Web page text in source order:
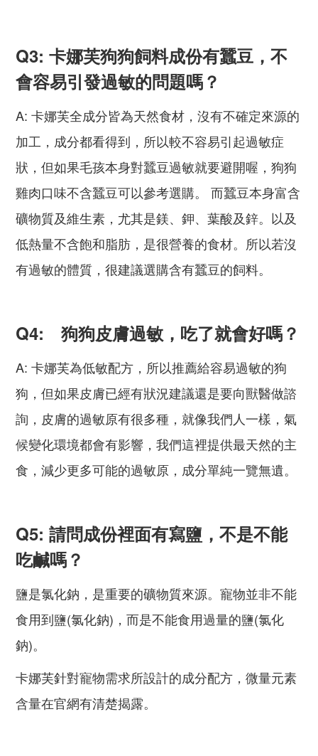
Q3: 卡娜芙狗狗飼料成份有蠶豆，不
會容易引發過敏的問題嗎？
A: 卡娜芙全成分皆為天然食材，沒有不確定來源的
加工，成分都看得到，所以較不容易引起過敏症
狀，但如果毛孩本身對蠶豆過敏就要避開喔，狗狗
雞肉口味不含蠶豆可以參考選購。 而蠶豆本身富含
礦物質及維生素，尤其是鎂、鉀、葉酸及鋅。以及
低熱量不含飽和脂肪，是很營養的食材。所以若沒
有過敏的體質，很建議選購含有蠶豆的飼料。
Q4: 狗狗皮膚過敏，吃了就會好嗎？
A: 卡娜芙為低敏配方，所以推薦給容易過敏的狗
狗，但如果皮膚已經有狀況建議還是要向獸醫做諮
詢，皮膚的過敏原有很多種，就像我們人一樣，氣
候變化環境都會有影響，我們這裡提供最天然的主
食，減少更多可能的過敏原，成分單純一覽無遺。
Q5: 請問成份裡面有寫鹽，不是不能
吃鹹嗎？
鹽是氯化鈉，是重要的礦物質來源。寵物並非不能
食用到鹽(氯化鈉)，而是不能食用過量的鹽(氯化
鈉)。
卡娜芙針對寵物需求所設計的成分配方，微量元素
含量在官網有清楚揭露。